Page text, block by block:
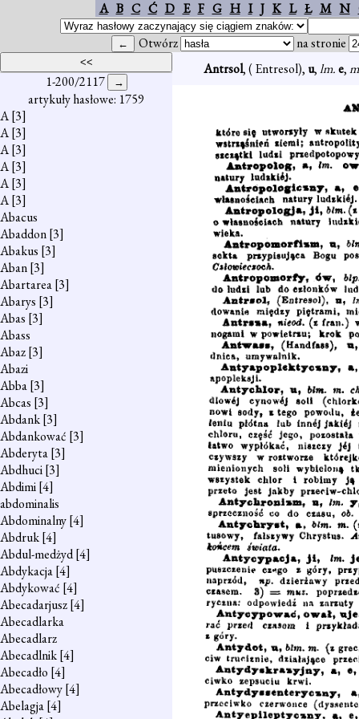
A B C Ć D E F G H I J K L Ł M N
Otwórz na stronie
1-200/2117
artykuły hasłowe: 1759
A[3]
A[3]
A[3]
A[3]
A[3]
A[3]
Abacus
Abaddon[3]
Abakus [3]
Aban[3]
Abartarea[3]
Abarys [3]
Abas [3]
Abass
Abaz[3]
Abazi
Abba[3]
Abcas [3]
Abdank[3]
Abdankować [3]
Abderyta[3]
Abdhuci[3]
Abdimi[4]
abdominalis
Abdominalny[4]
Abdruk[4]
Abdul-medżyd[4]
Abdykacja[4]
Abdykować [4]
Abecadarjusz[4]
Abecadlarka
Abecadlarz
Abecadlnik[4]
Abecadło [4]
Abecadłowy[4]
Abelagja[4]
Antrsol, ( Entresol), u,lm.e,